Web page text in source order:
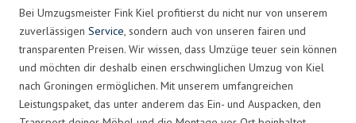
Bei Umzugsmeister Fink Kiel profitierst du nicht nur von unserem
zuverlässigen Service, sondern auch von unseren fairen und
transparenten Preisen. Wir wissen, dass Umzüge teuer sein können
und möchten dir deshalb einen erschwinglichen Umzug von Kiel
nach Groningen ermöglichen. Mit unserem umfangreichen
Leistungspaket, das unter anderem das Ein- und Auspacken, den